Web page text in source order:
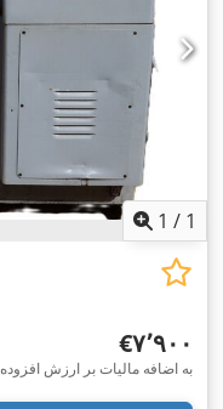
1 / 1
‎€۷٬۹۰۰
VB به اضافه مالیات بر ارزش افزوده